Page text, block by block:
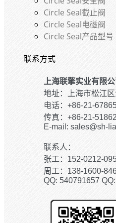
Circle Seal截止阀
Circle Seal电磁阀
Circle Seal产品型号
联系方式
上海联擎实业有限公
地址：上海市松江
电话：+86-21-
传真：+86-21-
E-mail: sales@sh-
联系人：
张工：152-0212-
周工：138-1600-
QQ: 540791657